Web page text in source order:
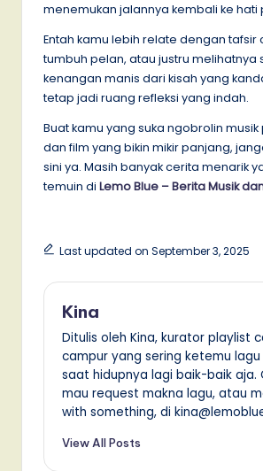
menemukan jalannya kembali ke hati
Entah kamu lebih relate dengan tafsir
tumbuh pelan, atau justru melihatnya
kenangan manis dari kisah yang
tetap jadi ruang refleksi yang indah.
Buat kamu yang suka ngobrolin
dan film yang bikin mikir panjang,
sini ya. Masih banyak cerita menarik
temuin di Lemo Blue – Berita Musik
Last updated on September 3, 2025
Kina
Ditulis oleh Kina, kurator playlist
campur yang sering ketemu
saat hidupnya lagi baik-baik aja.
mau request makna lagu, atau
with something, di
View All Posts